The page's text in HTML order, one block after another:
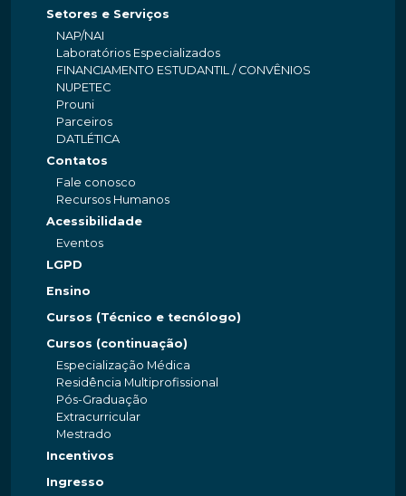
Setores e Serviços
NAP/NAI
Laboratórios Especializados
FINANCIAMENTO ESTUDANTIL / CONVÊNIOS
NUPETEC
Prouni
Parceiros
DATLÉTICA
Contatos
Fale conosco
Recursos Humanos
Acessibilidade
Eventos
LGPD
Ensino
Cursos (Técnico e tecnólogo)
Cursos (continuação)
Especialização Médica
Residência Multiprofissional
Pós-Graduação
Extracurricular
Mestrado
Incentivos
Ingresso